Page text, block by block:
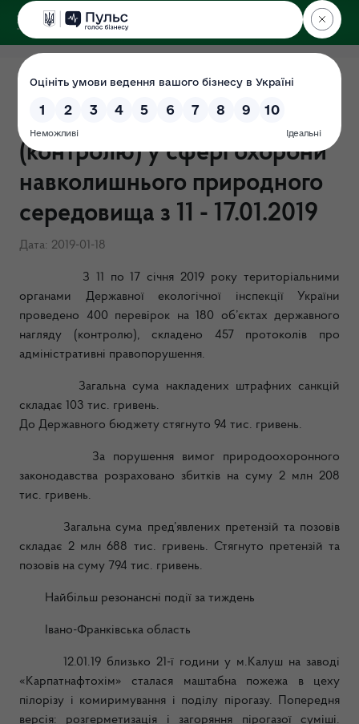
ДЕРЖЕКОІНСПЕКЦІЯ
Результати здійснення
державного нагляду
(контролю) у сфері охорони
навколишнього природного
середовища з 11 - 17.01.2019
Дата: 2019-01-18
З 11 по 17 січня 2019 року територіальними
органами Державної екологічної інспекції України
проведено 400 перевірок на 180 об’єктах державного
нагляду (контролю), складено 457 протоколів про
адміністративні правопорушення.
Загальна сума накладених штрафних санкцій
складає 103 тис. гривень.
До Державного бюджету стягнуто 94 тис. гривень.
За порушення вимог природоохоронного
законодавства розраховано збитків на суму 2 млн 208
тис. гривень.
Загальна сума пред’явлених претензій та позовів
складає 2 млн 688 тис. гривень. Стягнуто претензій та
позовів на суму 794 тис. гривень.
Найбільш резонансні події за тиждень
Івано-Франківська область
12.01.19 близько 21-ї години у м.Калуш на заводі
«Карпатнафтохім» сталася маштабна пожежа в цеху
пілорізу і комиримування і поділу пірогазу. Попередня
версія: розгерметизація і загоряння пірогазої суміші.